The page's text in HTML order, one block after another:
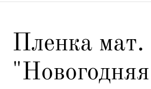
Пленка мат.